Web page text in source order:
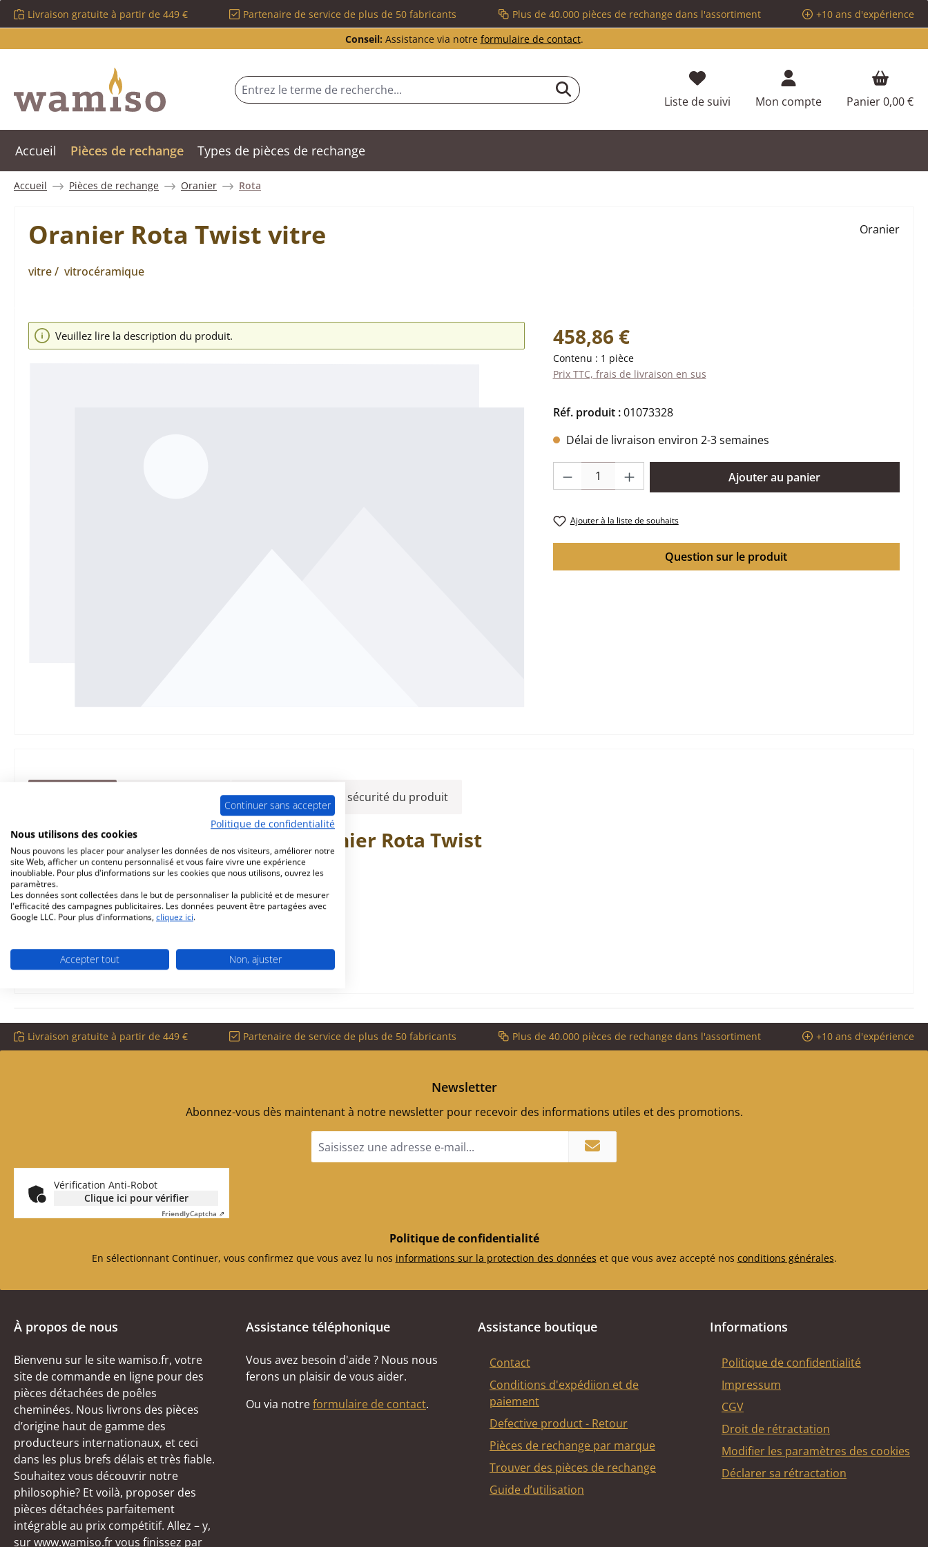
au contenu principal
Passer à la recherche
Passer à la navigation principale
Livraison gratuite à partir de 449 € Partenaire de service de plus de 50 fabricants Plus de 40.000 pièces de rechange dans l'assortiment
+10 ans d'expérience
Conseil: Assistance via notre formulaire de contact.
Liste de suivi Vous avez 0 articles dans votre liste
Mon compte Panier0,00 €
Accueil Pièces de rechange Types de pièces de rechange
Accueil Pièces de rechange Oranier Rota
Oranier Rota Twist vitre
vitre / vitrocéramique
Oranier
Ignorer la galerie d'images
Veuillez lire la description du produit. Prix régulier :
458,86 €
Contenu : 1 pièce
Prix TTC, frais de livraison en sus
Réf. produit :01073328
Délai de livraison environ 2-3 semaines
Quantité de produit : Entrez la quantité souhaitée ou utilisez les boutons pour
Ajouter au panier
Ajouter à la liste de souhaits
Question sur le produit
Informations sur la sécurité du produit
d‘originevitre Oranier Rota Twist
OranierRota Twistvitredonnées clés:
vitrocéramique
thermorésistant
Livraison gratuite à partir de 449 € Partenaire de service de plus de 50 fabricants Plus de 40.000 pièces de rechange dans l'assortiment +10 ans d'expérience
Newsletter
Abonnez-vous dès maintenant à notre newsletter pour recevoir des informations utiles et des promotions.
e-
Vérification Anti-Robot
Clique ici pour vérifier
FriendlyCaptcha ⇗
Politique de confidentialité
En sélectionnant Continuer, vous confirmez que vous avez lu nos informations sur la protection des données et que vous avez accepté nos conditions générales.
À propos de nous
Bienvenu sur le site wamiso.fr, votre
site de commande en ligne pour des
pièces détachées de poêles
cheminées. Nous livrons des pièces
d’origine haut de gamme des
producteurs internationaux, et ceci
dans les plus brefs délais et très fiable.
Souhaitez vous découvrir notre
philosophie? Et voilà, proposer des
pièces détachées parfaitement
intégrable au prix compétitif. Allez – y,
sur www.wamiso.fr vous finissez par
Assistance téléphonique
Vous avez besoin d'aide ? Nous nous
ferons un plaisir de vous aider.
Ou via notreformulaire de contact.
Assistance boutique
Contact
Conditions d'expédiion et de
paiement
Defective product - Retour
Pièces de rechange par marque
Trouver des pièces de rechange
Guide d’utilisation
Informations
Politique de confidentialité
Impressum
CGV
Droit de rétractation
Modifier les paramètres des cookies
Déclarer sa rétractation
Continuer sans accepter
Politique de confidentialité
Nous utilisons des cookies
Nous pouvons les placer pour analyser les données de nos visiteurs, améliorer notre
site Web, afficher un contenu personnalisé et vous faire vivre une expérience
inoubliable. Pour plus d'informations sur les cookies que nous utilisons, ouvrez les
paramètres.
Les données sont collectées dans le but de personnaliser la publicité et de mesurer
l'efficacité des campagnes publicitaires. Les données peuvent être partagées avec
Google LLC. Pour plus d'informations, cliquez ici.
Accepter tout Non, ajuster